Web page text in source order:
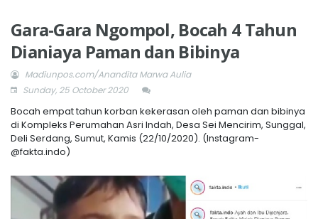
Gara-Gara Ngompol, Bocah 4 Tahun
Dianiaya Paman dan Bibinya
Madiunpos.com/Anandita Marwa Aulia
Sunday, 25 October 2020
Bocah empat tahun korban kekerasan oleh paman dan bibinya
di Kompleks Perumahan Asri Indah, Desa Sei Mencirim, Sunggal,
Deli Serdang, Sumut, Kamis (22/10/2020). (Instagram-
@fakta.indo)